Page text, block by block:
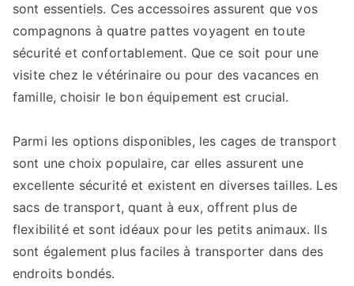
sont essentiels. Ces accessoires assurent que vos
compagnons à quatre pattes voyagent en toute
sécurité et confortablement. Que ce soit pour une
visite chez le vétérinaire ou pour des vacances en
famille, choisir le bon équipement est crucial.
Parmi les options disponibles, les cages de transport
sont une choix populaire, car elles assurent une
excellente sécurité et existent en diverses tailles. Les
sacs de transport, quant à eux, offrent plus de
flexibilité et sont idéaux pour les petits animaux. Ils
sont également plus faciles à transporter dans des
endroits bondés.